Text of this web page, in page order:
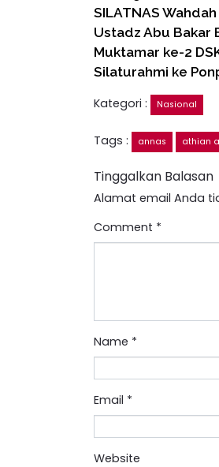
SILATNAS
Ustadz Abu Bakar
Muktamar ke-2
Silaturahmi ke
Kategori :
Nasional
Tags : annas athian
Tinggalkan Balasan
Alamat email Anda
Comment *
Name *
Email *
Website